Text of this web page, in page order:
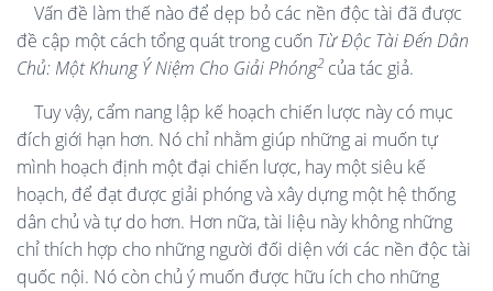
Vấn đề làm thế nào để dẹp bỏ các nền độc tài đã được
đề cập một cách tổng quát trong cuốn Từ Độc Tài Đến Dân
Chủ: Một Khung Ý Niệm Cho Giải Phóng2 của tác giả.
Tuy vậy, cẩm nang lập kế hoạch chiến lược này có mục
đích giới hạn hơn. Nó chỉ nhằm giúp những ai muốn tự
mình hoạch định một đại chiến lược, hay một siêu kế
hoạch, để đạt được giải phóng và xây dựng một hệ thống
dân chủ và tự do hơn. Hơn nữa, tài liệu này không những
chỉ thích hợp cho những người đối diện với các nền độc tài
quốc nội. Nó còn chủ ý muốn được hữu ích cho những